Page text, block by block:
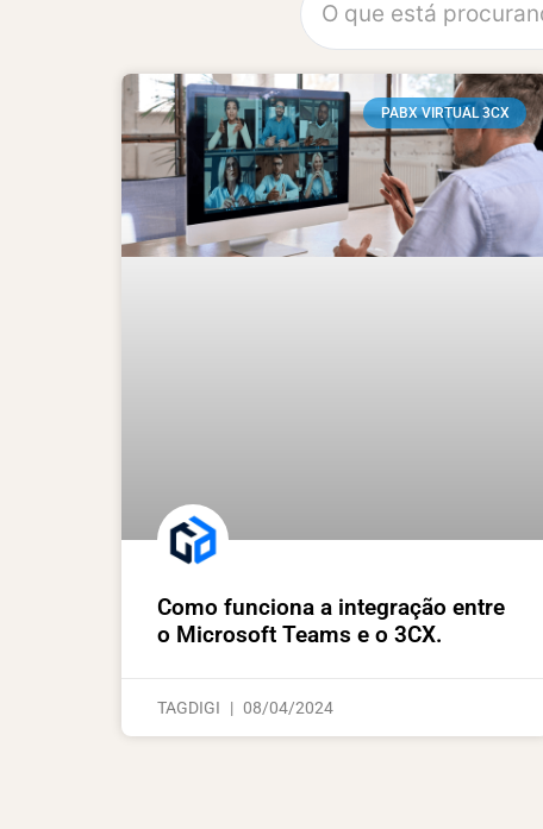
PABX VIRTUAL 3CX
Como funciona a integração entre
o Microsoft Teams e o 3CX.
TAGDIGI 08/04/2024